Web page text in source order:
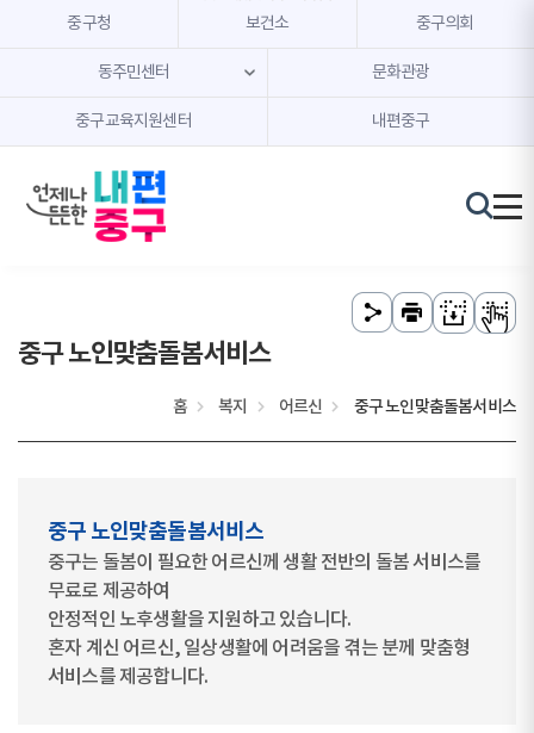
본문 내용 바로가기
주메뉴 바로가기
중구청 보건소 중구의회
동주민센터 문화관광
중구교육지원센터 내편중구
중구 노인맞춤돌봄서비스
홈 복지 어르신 중구 노인맞춤돌봄서비스
중구 노인맞춤돌봄서비스
중구는 돌봄이 필요한 어르신께 생활 전반의 돌봄 서비스를
무료로 제공하여
안정적인 노후생활을 지원하고 있습니다.
혼자 계신 어르신, 일상생활에 어려움을 겪는 분께 맞춤형
서비스를 제공합니다.